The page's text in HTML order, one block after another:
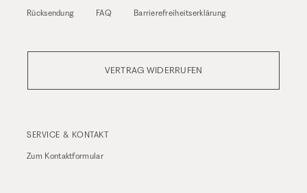
Rücksendung FAQ Barrierefreiheitserklärung
VERTRAG WIDERRUFEN
SERVICE & KONTAKT
Zum Kontaktformular